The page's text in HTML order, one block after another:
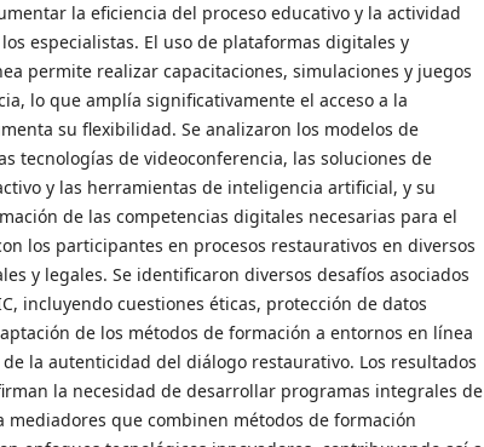
la eficiencia del proceso educativo y la actividad
especialistas. El uso de plataformas digitales y
permite realizar capacitaciones, simulaciones y juegos
lo que amplía significativamente el acceso a la
su flexibilidad. Se analizaron los modelos de
tecnologías de videoconferencia, las soluciones de
y las herramientas de inteligencia artificial, y su
de las competencias digitales necesarias para el
los participantes en procesos restaurativos en diversos
y legales. Se identificaron diversos desafíos asociados
incluyendo cuestiones éticas, protección de datos
de los métodos de formación a entornos en línea
la autenticidad del diálogo restaurativo. Los resultados
la necesidad de desarrollar programas integrales de
mediadores que combinen métodos de formación